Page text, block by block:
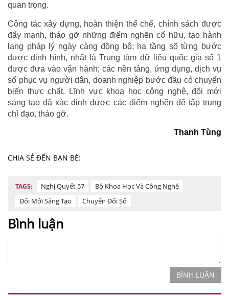
quan trọng.
Công tác xây dựng, hoàn thiện thể chế, chính sách được
đẩy mạnh, tháo gỡ những điểm nghẽn cố hữu, tạo hành
lang pháp lý ngày càng đồng bộ; hạ tầng số từng bước
được định hình, nhất là Trung tâm dữ liệu quốc gia số 1
được đưa vào vận hành; các nền tảng, ứng dụng, dịch vụ
số phục vụ người dân, doanh nghiệp bước đầu có chuyển
biến thực chất. Lĩnh vực khoa học công nghệ, đổi mới
sáng tạo đã xác định được các điểm nghẽn để tập trung
chỉ đạo, tháo gỡ.
Thanh Tùng
CHIA SẺ ĐẾN BẠN BÈ:
TAGS: Nghị Quyết 57
Bộ Khoa Học Và Công Nghệ
Đổi Mới Sáng Tạo
Chuyển Đổi Số
Bình luận
BÌNH LUẬN